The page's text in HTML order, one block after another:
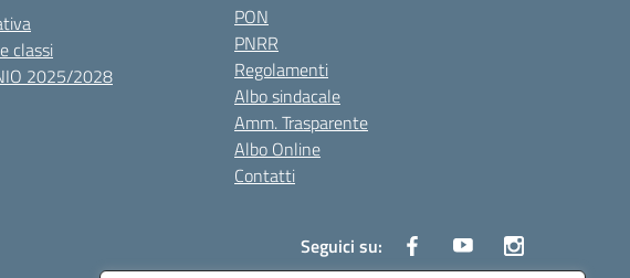
classi
2025/2028
PON
PNRR
Regolamenti
Albo sindacale
Amm. Trasparente
Albo Online
Contatti
Seguici su: